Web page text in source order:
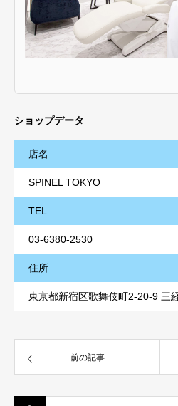
ショップデータ
店名
SPINEL TOKYO
TEL
03-6380-2530
住所
東京都新宿区歌舞伎町2-20-9 三
前の記事